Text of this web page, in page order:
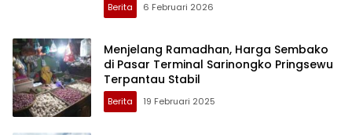
Berita 6 Februari 2026
Menjelang Ramadhan, Harga Sembako
di Pasar Terminal Sarinongko Pringsewu
Terpantau Stabil
Berita 19 Februari 2025